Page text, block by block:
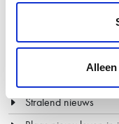
Stralend nieuws